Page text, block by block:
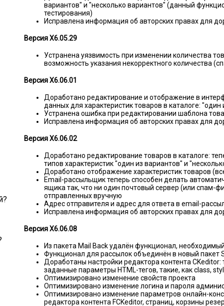
вариантов" и "несколько вариантов" (данный
тестирования)
Исправлена информация об авторских правах для
Версия X6.05.29
Устранена уязвимость при изменении количества
возможность указания некорректного количества
Версия X6.06.01
Доработано редактирование и отображение в
данных для характеристик товаров в каталоге:
Устранена ошибка при редактировании шаблона
Исправлена информация об авторских правах для
Версия X6.06.02
Доработано редактирование товаров в каталоге:
типов характеристик "один из вариантов" и
Доработано отображение характеристик товаров
Email-рассыльщик теперь способен делать
ящика так, что ни один почтовый сервер (или спам-
отправленных вручную
Адрес отправителя и адрес для ответа в email-
Исправлена информация об авторских правах для
Версия X6.06.08
Из пакета Mail Back удалён функционал,
Функционал для рассылок объединён в новый пакет
Доработаны настройки редактора контента
заданные параметры HTML-тегов, такие, как class,
Оптимизировано изменение свойств проекта
Оптимизировано изменение логина и пароля
Оптимизировано изменение параметров онлайн-
редактора контента FCKeditor, страниц, корзины